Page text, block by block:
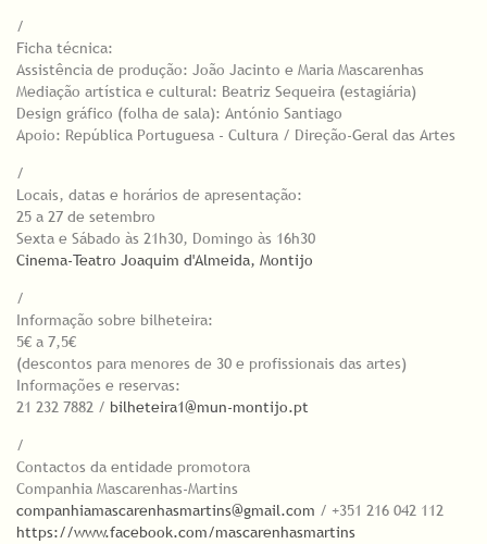
/
Ficha técnica:
Assistência de produção: João Jacinto e Maria Mascarenhas
Mediação artística e cultural: Beatriz Sequeira (estagiária)
Design gráfico (folha de sala): António Santiago
Apoio: República Portuguesa - Cultura / Direção-Geral das Artes
/
Locais, datas e horários de apresentação:
25 a 27 de setembro
Sexta e Sábado às 21h30, Domingo às 16h30
Cinema-Teatro Joaquim d'Almeida, Montijo
/
Informação sobre bilheteira:
5€ a 7,5€
(descontos para menores de 30 e profissionais das artes)
Informações e reservas:
21 232 7882 / bilheteira1@mun-montijo.pt
/
Contactos da entidade promotora
Companhia Mascarenhas-Martins
companhiamascarenhasmartins@gmail.com / +351 216 042 112
https://www.facebook.com/mascarenhasmartins